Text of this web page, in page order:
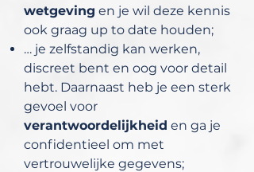
wetgeving en je wil deze kennis
ook graag up to date houden;
… je zelfstandig kan werken,
discreet bent en oog voor detail
hebt. Daarnaast heb je een sterk
gevoel voor
verantwoordelijkheid en ga je
confidentieel om met
vertrouwelijke gegevens;